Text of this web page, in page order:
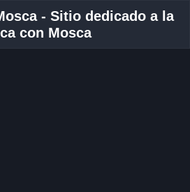
- Sitio dedicado a la
con Mosca